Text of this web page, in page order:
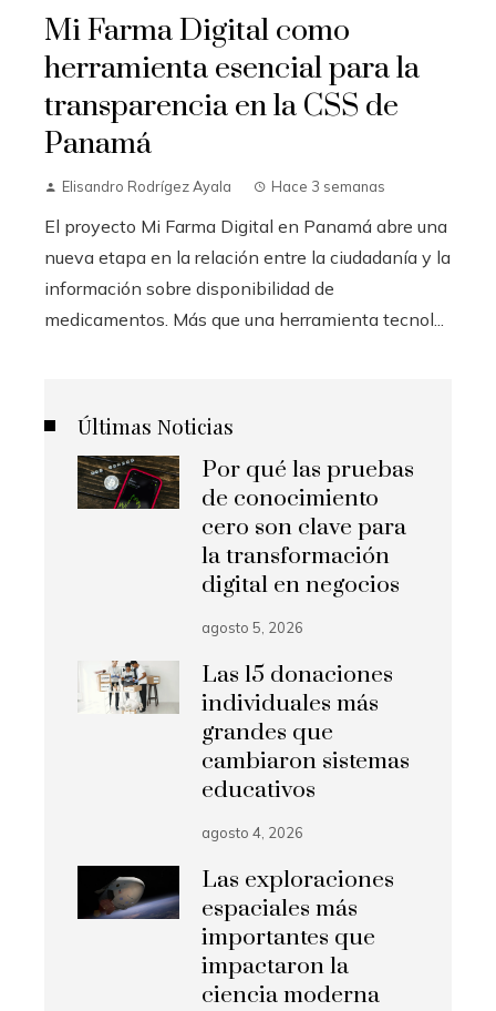
Mi Farma Digital como
herramienta esencial para la
transparencia en la CSS de
Panamá
Elisandro Rodrígez Ayala Hace 3 semanas
El proyecto Mi Farma Digital en Panamá abre una
nueva etapa en la relación entre la ciudadanía y la
información sobre disponibilidad de
medicamentos. Más que una herramienta tecnol...
Últimas Noticias
Por qué las pruebas
de conocimiento
cero son clave para
la transformación
digital en negocios
agosto 5, 2026
Las 15 donaciones
individuales más
grandes que
cambiaron sistemas
educativos
agosto 4, 2026
Las exploraciones
espaciales más
importantes que
impactaron la
ciencia moderna